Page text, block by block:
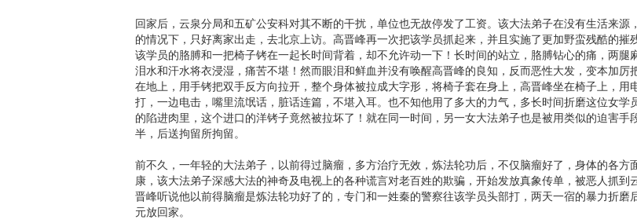
回家后，云泉分局和五矿公安科对其不断的干扰，单位也无故停发了工资。该大法弟子在没有生活来源
的情况下，只好离家出走，去北京上访。高晋峰再一次把该学员抓起来，并且实施了更加野蛮残酷的摧
该学员的胳膊和一把椅子铐在一起长时间背着，却不允许动一下！长时间的站立，胳膊钻心的痛，两腿
泪水和汗水将衣浸湿，痛苦不堪！然而眼泪和鲜血并没有唤醒高晋峰的良知，反而恶性大发，变本加厉
在地上，用手铐把双手反方向拉开，整个身体被拉成大字形，将椅子套在身上，高晋峰坐在椅子上，用
打，一边电击，嘴里流氓话，脏话连篇，不堪入耳。也不知他用了多大的力气，多长时间折磨这位女学
的陷进肉里，这个进口的洋铐子竟然被拉坏了！就在同一时间，另一女大法弟子也是被用类似的迫害手
半，后送拘留所拘留。
前不久，一年轻的大法弟子，以前得过脑瘤，多方治疗无效，炼法轮功后，不仅脑瘤好了，身体的各方
康，该大法弟子深感大法的神奇及电视上的各种谎言对老百姓的欺骗，开始发放真象传单，被恶人抓到
晋峰听说他以前得脑瘤是炼法轮功好了的，专门和一姓秦的警察往该学员头部打，两天一宿的暴力折磨
元放回家。